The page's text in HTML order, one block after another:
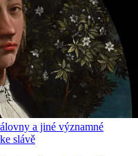
a jiné významné
slávě